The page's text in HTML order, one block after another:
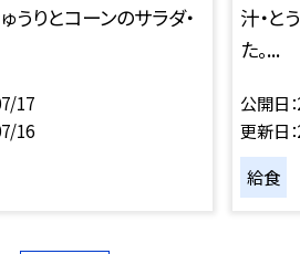
うりとコーンのサラダ・
17
16
汁・と
た。...
公開日
更新日
給食